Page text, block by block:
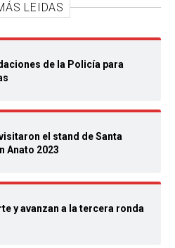
LEIDAS
de la Policía para
el stand de Santa
Anato 2023
y avanzan a la tercera ronda